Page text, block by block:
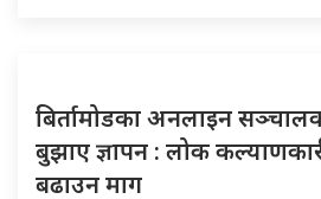
बिर्तामोडका अनलाइन
बुझाए ज्ञापन : लोक
बढाउन माग